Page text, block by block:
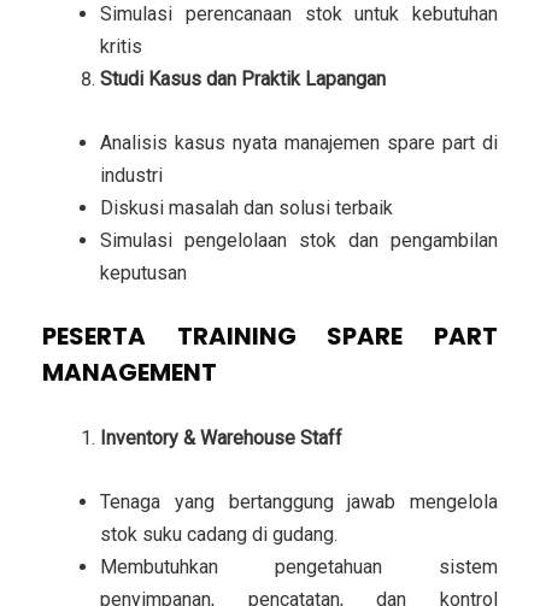
Simulasi perencanaan stok untuk kebutuhan
kritis
Studi Kasus dan Praktik Lapangan
Analisis kasus nyata manajemen spare part di
industri
Diskusi masalah dan solusi terbaik
Simulasi pengelolaan stok dan pengambilan
keputusan
PESERTA TRAINING SPARE PART
MANAGEMENT
Inventory & Warehouse Staff
Tenaga yang bertanggung jawab mengelola
stok suku cadang di gudang.
Membutuhkan pengetahuan sistem
penyimpanan, pencatatan, dan kontrol